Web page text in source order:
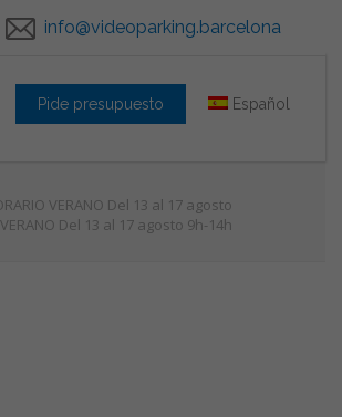
info@videoparking.barcelona
Pide presupuesto Español
VERANO Del 13 al 17 agosto
Del 13 al 17 agosto 9h-14h